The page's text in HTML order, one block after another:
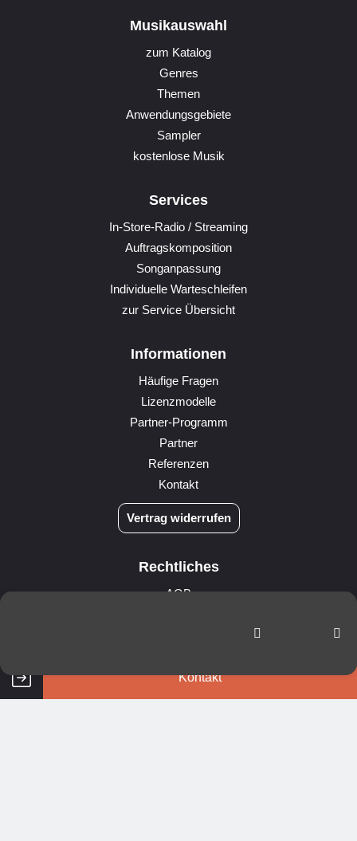
Musikauswahl
zum Katalog
Genres
Themen
Anwendungsgebiete
Sampler
kostenlose Musik
Services
In-Store-Radio / Streaming
Auftragskomposition
Songanpassung
Individuelle Warteschleifen
zur Service Übersicht
Informationen
Häufige Fragen
Lizenzmodelle
Partner-Programm
Partner
Referenzen
Kontakt
Vertrag widerrufen
Rechtliches
AGB
Widerrufsrecht
Cookie Einstellungen
Kontakt